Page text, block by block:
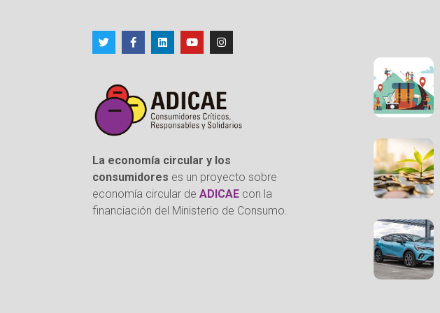
La economía circular y los
consumidores es un proyecto sobre
economía circular de ADICAE con la
financiación del Ministerio de Consumo.